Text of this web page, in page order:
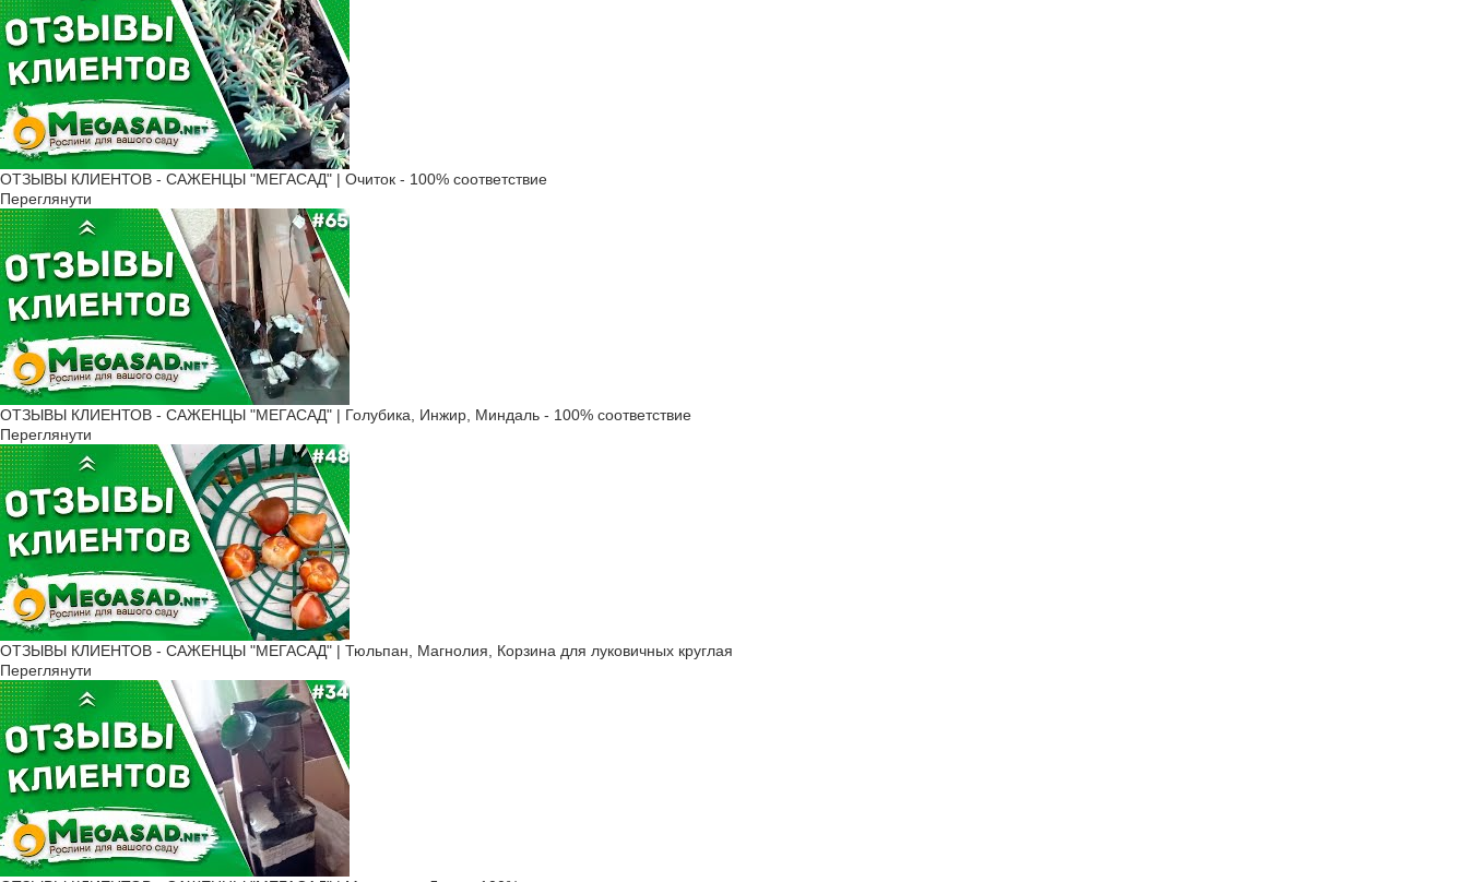
ОТЗЫВЫ КЛИЕНТОВ - САЖЕНЦЫ "МЕГАСАД" | Очиток - 100% соответствие
Переглянути
ОТЗЫВЫ КЛИЕНТОВ - САЖЕНЦЫ "МЕГАСАД" | Голубика, Инжир, Миндаль - 100% соответствие
Переглянути
ОТЗЫВЫ КЛИЕНТОВ - САЖЕНЦЫ "МЕГАСАД" | Тюльпан, Магнолия, Корзина для луковичных круглая
Переглянути